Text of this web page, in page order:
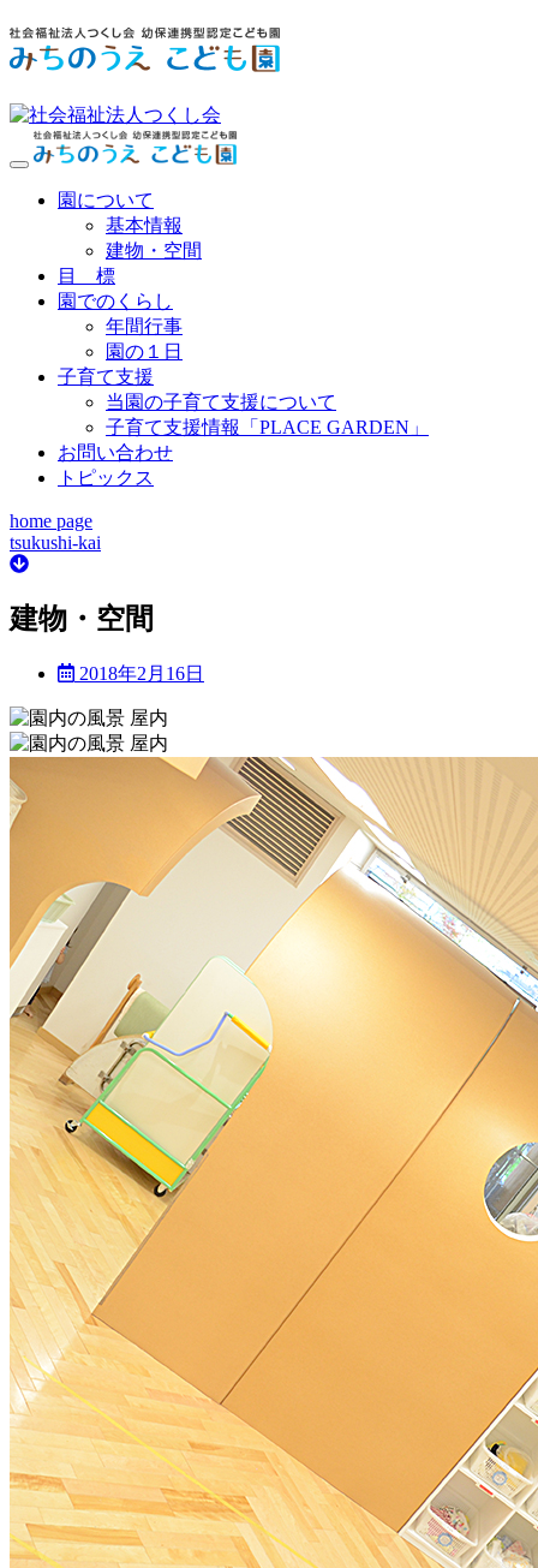
ナ
園について
基本情報
建物・空間
目 標
園でのくらし
年間行事
園の１日
子育て支援
当園の子育て支援について
子育て支援情報「PLACE GARDEN」
お問い合わせ
トピックス
home page
tsukushi-kai
建物・空間
2018年2月16日